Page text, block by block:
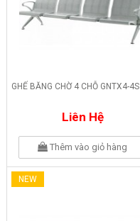
GHẾ BĂNG CHỜ 4 CHỖ GNTX4-4S
Liên Hệ
Thêm vào giỏ hàng
NEW